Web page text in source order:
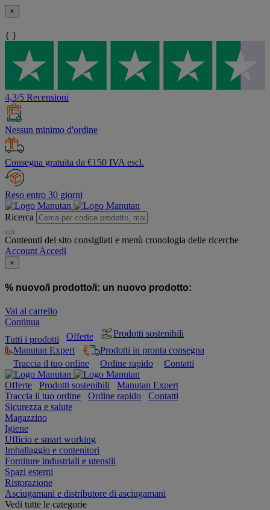
×
{ }
4,3/5 Recensioni
Nessun minimo d'ordine
Consegna gratuita da €150 IVA escl.
Reso entro 30 giorni
Ricerca
Contenuti del sito consigliati e menù cronologia delle ricerche
Account Accedi
×
% nuovo/i prodotto/i: un nuovo prodotto:
Vai al carrello
Continua
Tutti i prodotti
Offerte
Prodotti sostenibili
Manutan Expert
Prodotti in pronta consegna
Traccia il tuo ordine
Ordine rapido Contatti
Offerte Prodotti sostenibili
Manutan Expert
Traccia il tuo ordine
Ordine rapido
Contatti
Sicurezza e salute
Magazzino
Igiene
Ufficio e smart working
Imballaggio e contenitori
Forniture industriali e utensili
Spazi esterni
Ristorazione
Asciugamani e distributore di asciugamani
Vedi tutte le categorie